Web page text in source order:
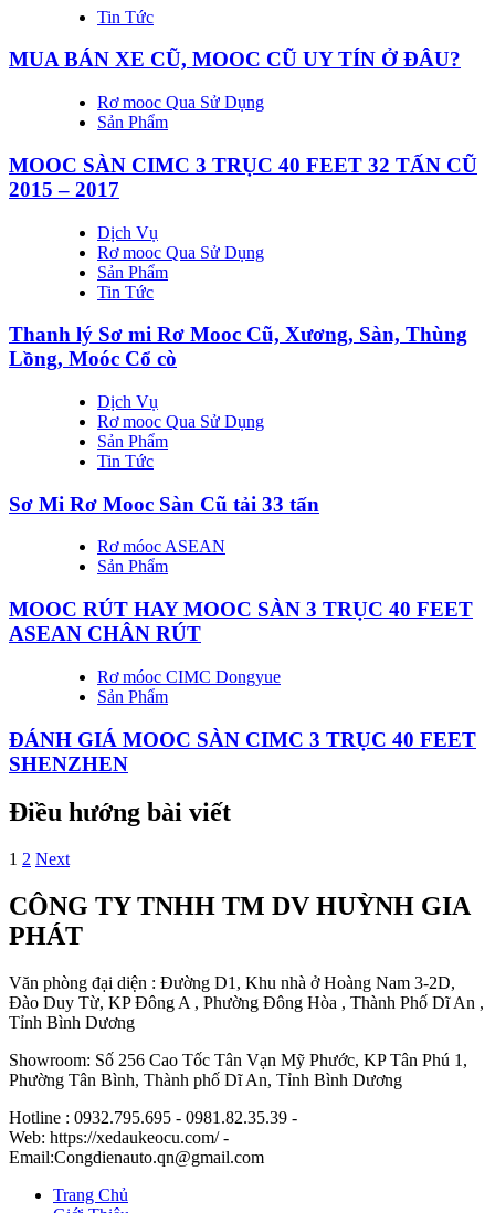
Tin Tức
MUA BÁN XE CŨ, MOOC CŨ UY TÍN Ở ĐÂU?
Rơ mooc Qua Sử Dụng
Sản Phẩm
MOOC SÀN CIMC 3 TRỤC 40 FEET 32 TẤN CŨ
2015 – 2017
Dịch Vụ
Rơ mooc Qua Sử Dụng
Sản Phẩm
Tin Tức
Thanh lý Sơ mi Rơ Mooc Cũ, Xương, Sàn, Thùng
Lồng, Moóc Cổ cò
Dịch Vụ
Rơ mooc Qua Sử Dụng
Sản Phẩm
Tin Tức
Sơ Mi Rơ Mooc Sàn Cũ tải 33 tấn
Rơ móoc ASEAN
Sản Phẩm
MOOC RÚT HAY MOOC SÀN 3 TRỤC 40 FEET
ASEAN CHÂN RÚT
Rơ móoc CIMC Dongyue
Sản Phẩm
ĐÁNH GIÁ MOOC SÀN CIMC 3 TRỤC 40 FEET
SHENZHEN
Điều hướng bài viết
1 2 Next
CÔNG TY TNHH TM DV HUỲNH GIA
PHÁT
Văn phòng đại diện : Đường D1, Khu nhà ở Hoàng Nam 3-2D,
Đào Duy Từ, KP Đông A , Phường Đông Hòa , Thành Phố Dĩ An ,
Tỉnh Bình Dương
Showroom: Số 256 Cao Tốc Tân Vạn Mỹ Phước, KP Tân Phú 1,
Phường Tân Bình, Thành phố Dĩ An, Tỉnh Bình Dương
Hotline : 0932.795.695 - 0981.82.35.39 -
Web: https://xedaukeocu.com/ -
Email:Congdienauto.qn@gmail.com
Trang Chủ